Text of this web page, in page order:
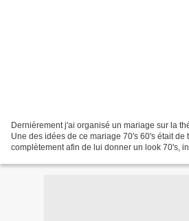
Dernièrement j'ai organisé un mariage sur la
Une des idées de ce mariage 70's 60's était
complètement afin de lui donner un look 70's,